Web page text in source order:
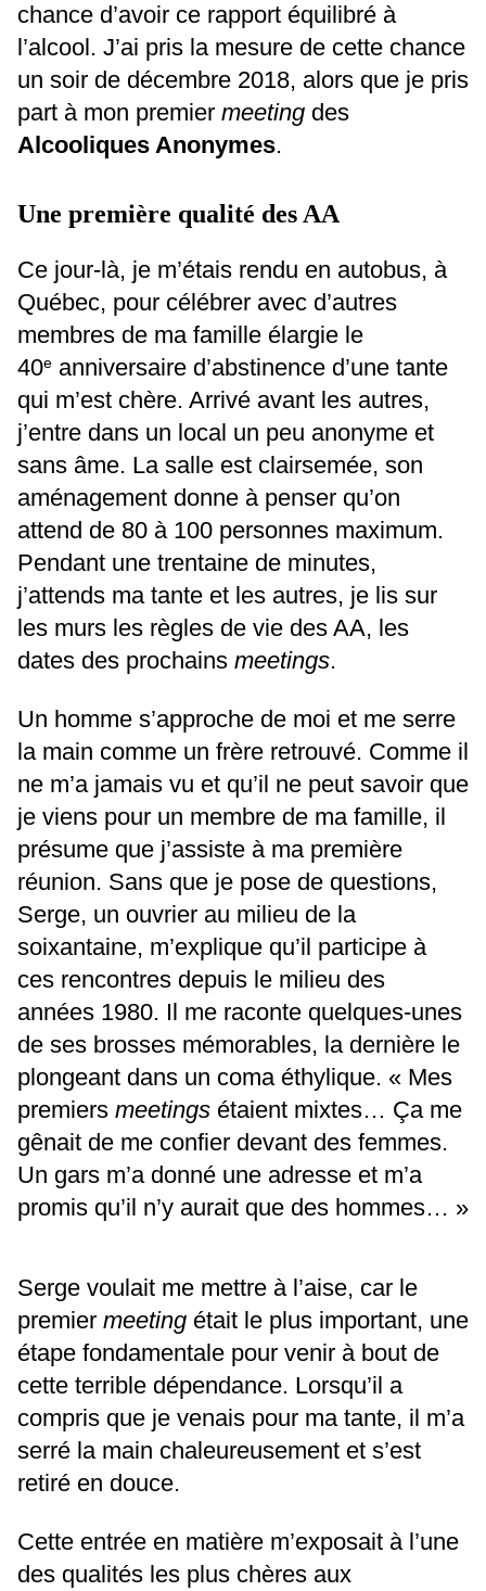
chance d’avoir ce rapport équilibré à
l’alcool. J’ai pris la mesure de cette chance
un soir de décembre 2018, alors que je pris
part à mon premier meeting des
Alcooliques Anonymes.
Une première qualité des AA
Ce jour-là, je m’étais rendu en autobus, à
Québec, pour célébrer avec d’autres
membres de ma famille élargie le
40e anniversaire d’abstinence d’une tante
qui m’est chère. Arrivé avant les autres,
j’entre dans un local un peu anonyme et
sans âme. La salle est clairsemée, son
aménagement donne à penser qu’on
attend de 80 à 100 personnes maximum.
Pendant une trentaine de minutes,
j’attends ma tante et les autres, je lis sur
les murs les règles de vie des AA, les
dates des prochains meetings.
Un homme s’approche de moi et me serre
la main comme un frère retrouvé. Comme il
ne m’a jamais vu et qu’il ne peut savoir que
je viens pour un membre de ma famille, il
présume que j’assiste à ma première
réunion. Sans que je pose de questions,
Serge, un ouvrier au milieu de la
soixantaine, m’explique qu’il participe à
ces rencontres depuis le milieu des
années 1980. Il me raconte quelques-unes
de ses brosses mémorables, la dernière le
plongeant dans un coma éthylique. « Mes
premiers meetings étaient mixtes… Ça me
gênait de me confier devant des femmes.
Un gars m’a donné une adresse et m’a
promis qu’il n’y aurait que des hommes… »
Serge voulait me mettre à l’aise, car le
premier meeting était le plus important, une
étape fondamentale pour venir à bout de
cette terrible dépendance. Lorsqu’il a
compris que je venais pour ma tante, il m’a
serré la main chaleureusement et s’est
retiré en douce.
Cette entrée en matière m’exposait à l’une
des qualités les plus chères aux